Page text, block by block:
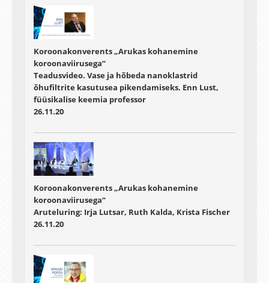
Koroonakonverents „Arukas kohanemine
koroonaviirusega“
Teadusvideo. Vase ja hõbeda nanoklastrid
õhufiltrite kasutusea pikendamiseks. Enn Lust,
füüsikalise keemia professor
26.11.20
Koroonakonverents „Arukas kohanemine
koroonaviirusega“
Aruteluring: Irja Lutsar, Ruth Kalda, Krista Fischer
26.11.20